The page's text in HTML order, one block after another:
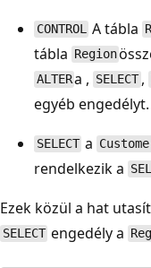
CONTROL A tábla
tábla Region
ALTERa , SELECT ,
egyéb engedélyt.
SELECT a
rendelkezik a
Ezek közül a hat
SELECT engedély a